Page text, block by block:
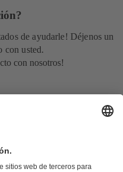
de ayudarle! Déjenos un
con usted.
con nosotros!